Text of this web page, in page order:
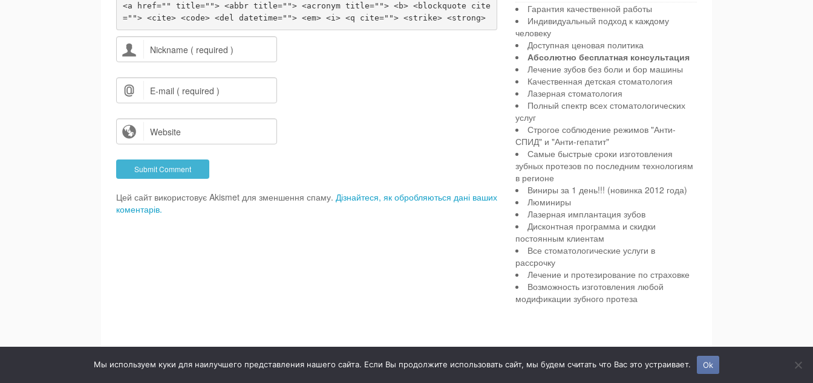
<a href="" title=""> <abbr title=""> <acronym title=""> <b> <blockquote cite
=""> <cite> <code> <del datetime=""> <em> <i> <q cite=""> <strike> <strong>
Цей сайт використовує Akismet для зменшення спаму. Дізнайтеся, як обробляються дані ваших
коментарів.
Гарантия качественной работы
Индивидуальный подход к каждому
человеку
Доступная ценовая политика
Абсолютно бесплатная консультация
Лечение зубов без боли и бор машины
Качественная детская стоматология
Лазерная стоматология
Полный спектр всех стоматологических
услуг
Строгое соблюдение режимов "Анти-
СПИД" и "Анти-гепатит"
Самые быстрые сроки изготовления
зубных протезов по последним технологиям
в регионе
Виниры за 1 день!!! (новинка 2012 года)
Люминиры
Лазерная имплантация зубов
Дисконтная программа и скидки
постоянным клиентам
Все стоматологические услуги в
рассрочку
Лечение и протезирование по страховке
Возможность изготовления любой
модификации зубного протеза
Детская и взрослая стоматология в городе Сумы.
Мы используем куки для наилучшего представления нашего сайта. Если Вы продолжите использовать сайт, мы будем считать что Вас это устраивает. Ok